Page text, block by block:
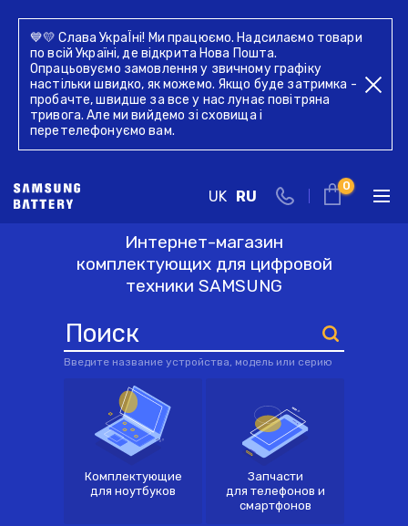
💙💛 Слава УкраЇні! Ми працюємо. Надсилаємо товари
по всій Україні, де відкрита Нова Пошта.
Опрацьовуємо замовлення у звичному графіку
настільки швидко, як можемо. Якщо буде затримка -
пробачте, швидше за все у нас лунає повітряна
тривога. Але ми вийдемо зі сховища і
перетелефонуємо вам.
UK RU
Киев
г. Киев, ул. Голосеевская 17,
Обратный звонок
Пн-Пт:
09.00 - 19.00
оформление
телефону
Пн-Пт:
09.00 - 19.00
самовывоз
0
Интернет-магазин
комплектующих для цифровой
техники SAMSUNG
Універсальні комплектуючі
Введите название устройства, модель или серию
Комплектующие
Запчасти
Комплектующие
комплектующие
Комплектующие
для ноутбуков
Запчасти
для телефонов и
смартфонов